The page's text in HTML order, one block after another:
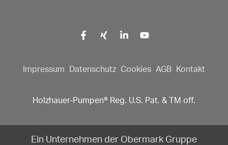
Impressum Datenschutz Cookies AGB Kontakt
Holzhauer-Pumpen® Reg. U.S. Pat. & TM off.
Ein Unternehmen der Obermark Gruppe